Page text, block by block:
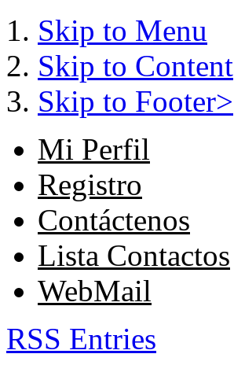
Skip to Menu
Skip to Content
Skip to Footer>
Mi Perfil
Registro
Contáctenos
Lista Contactos
WebMail
RSS Entries